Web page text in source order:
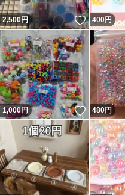
2,500円 いいね！
400円
1,000円 いいね！
480円